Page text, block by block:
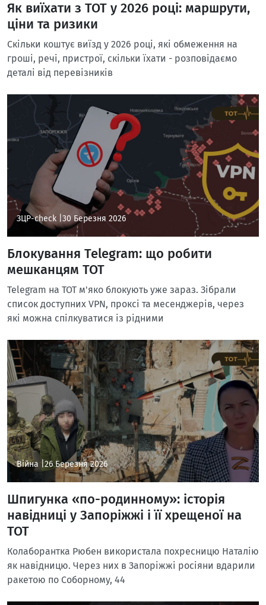
Як виїхати з ТОТ у 2026 році: маршрути,
ціни та ризики
Скільки коштує виїзд у 2026 році, які обмеження на
гроші, речі, пристрої, скільки їхати - розповідаємо
деталі від перевізників
ЗЦР-check | 30 Березня 2026
Блокування Telegram: що робити
мешканцям ТОТ
Telegram на ТОТ м'яко блокують уже зараз. Зібрали
список доступних VPN, проксі та месенджерів, через
які можна спілкуватися із рідними
Війна |26 Березня 2026
Шпигунка «по-родинному»: історія
навідниці у Запоріжжі і її хрещеної на
ТОТ
Колаборантка Рюбен використала похресницю Наталію
як навідницю. Через них в Запоріжжі росіяни вдарили
ракетою по Соборному, 44